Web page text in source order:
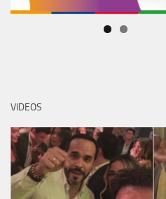
VIDEOS